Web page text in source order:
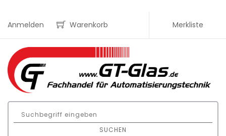
Anmelden Warenkorb Merkliste
SUCHEN